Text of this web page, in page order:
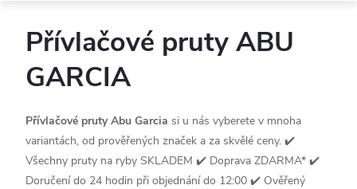
Přívlačové pruty ABU
GARCIA
Přívlačové pruty Abu Garcia si u nás vyberete v mnoha
variantách, od prověřených značek a za skvělé ceny. ✔️
Všechny pruty na ryby SKLADEM ✔️ Doprava ZDARMA* ✔️
Doručení do 24 hodin při objednání do 12:00 ✔️ Ověřený